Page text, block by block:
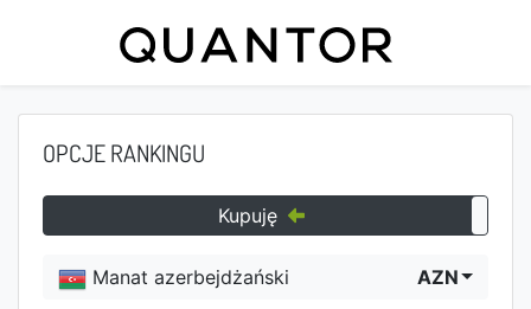
OPCJE RANKINGU
Kupuję
Manat azerbejdżański AZN